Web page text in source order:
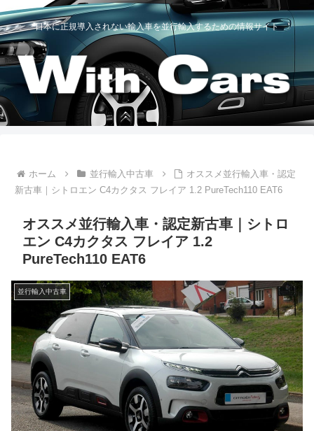
日本に正規導入されない輸入車を並行輸入するための情報サイト
ホーム 並行輸入中古車
オススメ並行輸入車・認定
新古車｜シトロエン C4カクタス フレイア 1.2 PureTech110 EAT6
オススメ並行輸入車・認定新古車｜シトロ
エン C4カクタス フレイア 1.2
PureTech110 EAT6
並行輸入中古車